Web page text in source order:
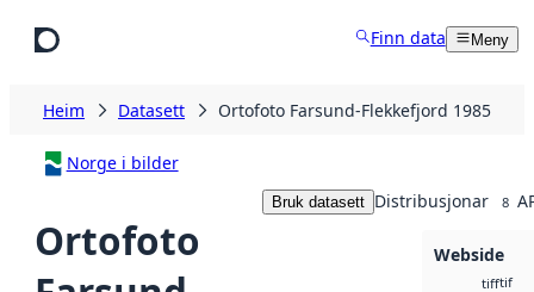
Finn data Meny
Heim Datasett Ortofoto Farsund-Flekkefjord 1985
Norge i bilder
Ortofoto
Bruk datasett Distribusjonar 8
Webside
tifftif